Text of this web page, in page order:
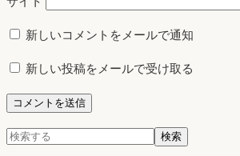
新しいコメントをメールで通知
新しい投稿をメールで受け取る
検
検索